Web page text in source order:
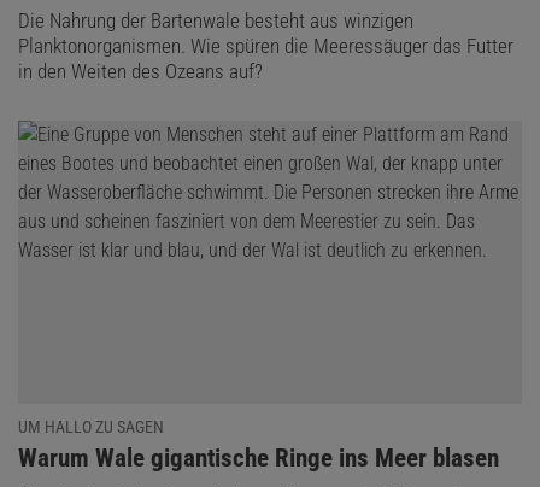
Die Nahrung der Bartenwale besteht aus winzigen
Planktonorganismen. Wie spüren die Meeres­säuger das Futter
in den Weiten des Ozeans auf?
UM HALLO ZU SAGEN
:
Warum Wale gigantische Ringe ins Meer blasen